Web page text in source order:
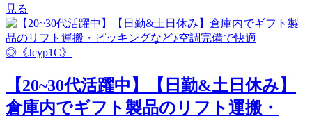
見る
【20~30代活躍中】【日勤&土日休み】
倉庫内でギフト製品のリフト運搬・